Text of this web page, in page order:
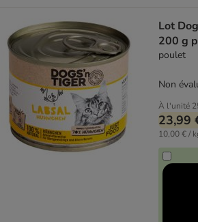
Lot
200 g
poulet
À l'unité
23,99
10,00 € /
Non